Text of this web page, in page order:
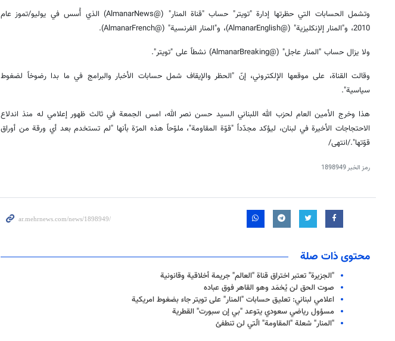
وتشمل الحسابات التي حظرتها إدارة "تويتر" حساب "قناة المنار" (@AlmanarNews) الذي أُسس في يوليو/تموز عام
2010، و"المنار إلإنكليزية" (@AlmanarEnglish)، و"المنار الفرنسية" (@AlmanarFrench).
ولا يزال حساب "المنار عاجل" (@AlmanarBreaking) نشطاً على "تويتر".
وقالت القناة، على موقعها الإلكتروني، إنّ "الحظر والإيقاف شمل حسابات الأخبار والبرامج في ما بدا رضوخاً لضغوط
سياسية".
هذا وخرج الأمين العام لحزب الله اللبناني السيد حسن نصر الله، امس الجمعة في ثالث ظهور إعلامي له منذ اندلاع
الاحتجاجات الأخيرة في لبنان، ليؤكد مجدّداً "قوّة المقاومة"، ملوّحاً هذه المرّة بأنها "لم تستخدم بعد أي ورقة من أوراق
قوّتها"./انتهى/
رمز الخبر1898949
محتوى ذات صلة
"الجزيرة" تعتبر اختراق قناة "العالم" جريمة أخلاقية وقانونية
صوت الحق لن يُخمَد وهو القاهر فوق عباده
اعلامي لبناني: تعليق حسابات "المنار" على تويتر جاء بضغوط امريكية
مسؤول رياضي سعودي يتوعد "بي إن سبورت" القطرية
"المنار" شعلة "المقاومة" الّتي لن تنطفئ